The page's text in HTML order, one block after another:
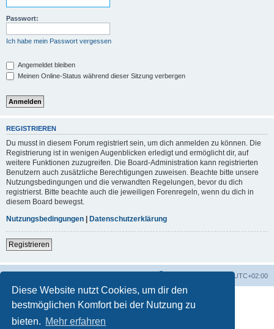
Diese Website nutzt Cookies, um dir den
bestmöglichen Komfort bei der Nutzung zu
bieten. Mehr erfahren
Passwort:
Ich habe mein Passwort vergessen
Angemeldet bleiben
Meinen Online-Status während dieser Sitzung verbergen
REGISTRIEREN
Du musst in diesem Forum registriert sein, um dich anmelden zu können. Die
Registrierung ist in wenigen Augenblicken erledigt und ermöglicht dir, auf
weitere Funktionen zuzugreifen. Die Board-Administration kann registrierten
Benutzern auch zusätzliche Berechtigungen zuweisen. Beachte bitte unsere
Nutzungsbedingungen und die verwandten Regelungen, bevor du dich
registrierst. Bitte beachte auch die jeweiligen Forenregeln, wenn du dich in
diesem Board bewegst.
Nutzungsbedingungen | Datenschutzerklärung
Registrieren
UTC+02:00